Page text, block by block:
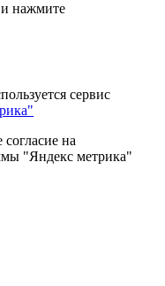
и нажмите
сервис
на
"Яндекс метрика"